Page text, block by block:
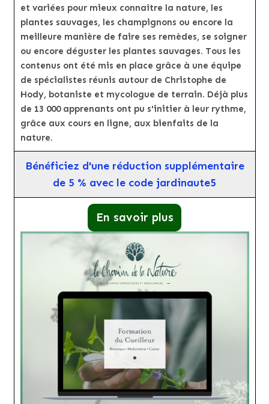
et variées pour mieux connaître la nature, les
plantes sauvages, les champignons ou encore la
meilleure manière de faire ses remèdes, se soigner
ou encore déguster les plantes sauvages. Tous les
contenus ont été mis en place grâce à une équipe
de spécialistes réunis autour de Christophe de
Hody, botaniste et mycologue de terrain. Déjà plus
de 13 000 apprenants ont pu s'initier à leur rythme,
grâce aux cours en ligne, aux bienfaits de la
nature.
Bénéficiez d'une réduction supplémentaire
de 5 % avec le code jardinaute5
En savoir plus